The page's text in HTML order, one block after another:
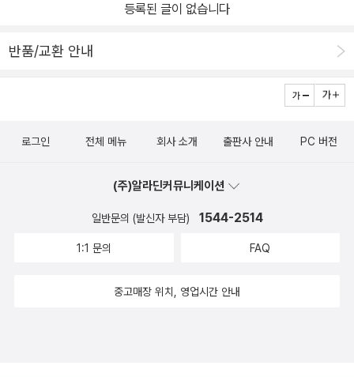
등록된 글이 없습니다
반품/교환 안내
로그인 전체 메뉴 회사 소개 출판사 안내 PC 버전
(주)알라딘커뮤니케이션
일반문의 (발신자 부담) 1544-2514
1:1 문의 FAQ
중고매장 위치, 영업시간 안내